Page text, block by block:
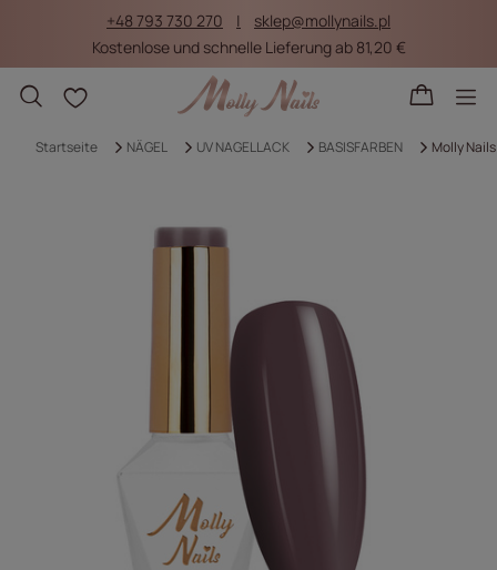
+48 793 730 270
sklep@mollynails.pl
Kostenlose und schnelle Lieferung ab 81,20 €
Einkaufslisten
Startseite NÄGEL UV NAGELLACK BASISFARBEN Molly